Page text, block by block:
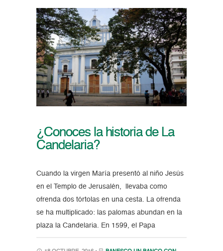
¿Conoces la historia de La
Candelaria?
Cuando la virgen María presentó al niño Jesús
en el Templo de Jerusalén, llevaba como
ofrenda dos tórtolas en una cesta. La ofrenda
se ha multiplicado: las palomas abundan en la
plaza la Candelaria. En 1599, el Papa